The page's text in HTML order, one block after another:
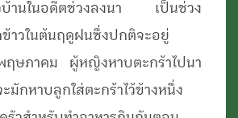
านในอดีตช่วงลงนา
เป็นช่วง
าวในต้นฤดูฝนซึ่งปกติจะอยู่
ฤษภาคม ผู้หญิงหาบตะกร้าไปนา
มักหาบลูกใส่ตะกร้าไว้ข้างหนึ่ง